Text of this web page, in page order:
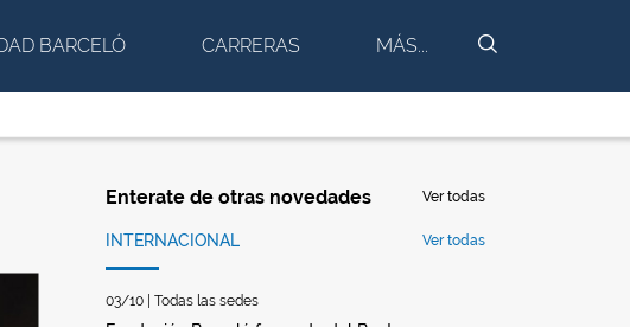
BARCELÓ CARRERAS MÁS... BUSCAR
Enterate de otras novedades Ver todas
INTERNACIONAL Ver todas
03/10 | Todas las sedes